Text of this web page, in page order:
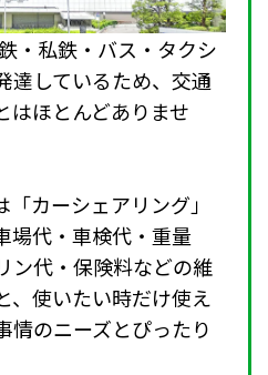
・私鉄・バス・タクシ
達しているため、交通
はほとんどありませ
カーシェアリング」
場代・車検代・重量
ン代・保険料などの維
、使いたい時だけ使え
情のニーズとぴったり